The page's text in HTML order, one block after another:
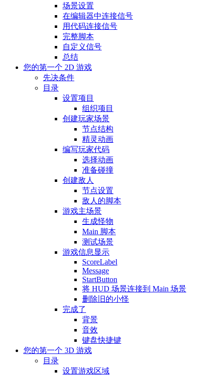
场景设置
在编辑器中连接信号
用代码连接信号
完整脚本
自定义信号
总结
您的第一个 2D 游戏
先决条件
目录
设置项目
组织项目
创建玩家场景
节点结构
精灵动画
编写玩家代码
选择动画
准备碰撞
创建敌人
节点设置
敌人的脚本
游戏主场景
生成怪物
Main 脚本
测试场景
游戏信息显示
ScoreLabel
Message
StartButton
将 HUD 场景连接到 Main 场景
删除旧的小怪
完成了
背景
音效
键盘快捷键
您的第一个 3D 游戏
目录
设置游戏区域